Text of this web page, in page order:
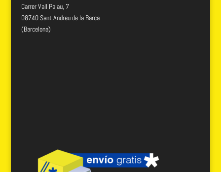
Carrer Vall Palau, 7
08740 Sant Andreu de la Barca
(Barcelona)